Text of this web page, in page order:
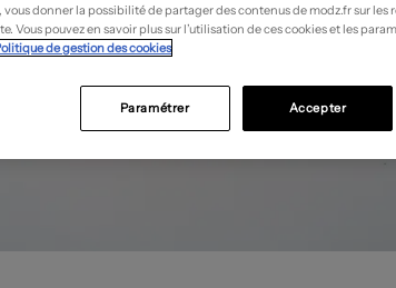
vous donner la possibilité de partager des contenus de modz.fr sur les
Vous pouvez en savoir plus sur l’utilisation de ces cookies et les
de gestion des cookies
Accepter
Paramétrer